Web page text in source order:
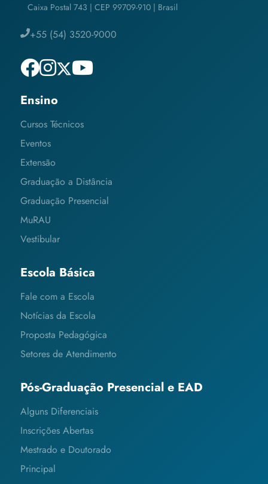
Caixa Postal 743 | CEP 99709-910 | Brasil
+55 (54) 3520-9000
Ensino
Cursos Técnicos
Eventos
Extensão
Graduação a Distância
Graduação Presencial
MuRAU
Vestibular
Escola Básica
Fale com a Escola
Notícias da Escola
Proposta Pedagógica
Setores de Atendimento
Pós-Graduação Presencial e EAD
Alguns Diferenciais
Inscrições Abertas
Mestrado e Doutorado
Principal